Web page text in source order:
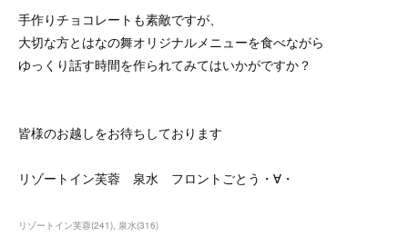
手作りチョコレートも素敵ですが、
大切な方とはなの舞オリジナルメニューを食べながら
ゆっくり話す時間を作られてみてはいかがですか？
皆様のお越しをお待ちしております
リゾートイン芙蓉 泉水 フロントごとう・∀・
リゾートイン芙蓉(241) 泉水(316)